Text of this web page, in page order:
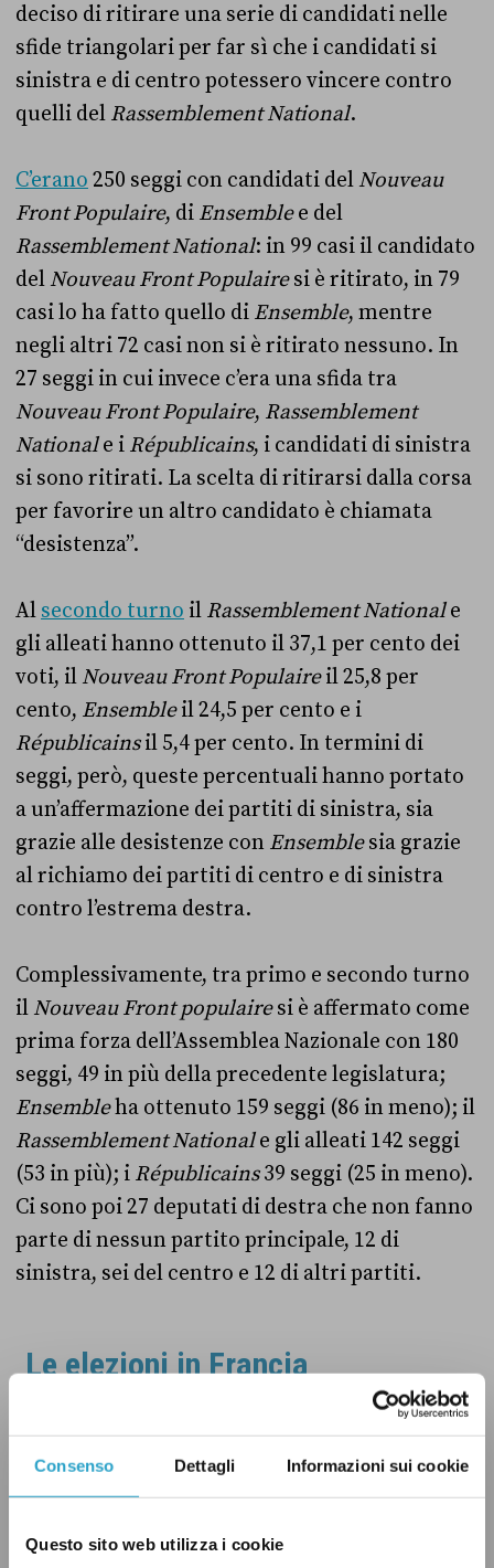
Consenso Dettagli Informazioni sui cookie
Questo sito web utilizza i cookie
deciso di ritirare una serie di candidati nelle
sfide triangolari per far sì che i candidati si
sinistra e di centro potessero vincere contro
quelli del Rassemblement National.
C’erano 250 seggi con candidati del Nouveau
Front Populaire, di Ensemblee del
Rassemblement National: in 99 casi il candidato
del Nouveau Front Populairesi è ritirato, in 79
casi lo ha fatto quello di Ensemble, mentre
negli altri 72 casi non si è ritirato nessuno. In
27 seggi in cui invece c’era una sfida tra
Nouveau Front Populaire, Rassemblement
Nationale i Républicains, i candidati di sinistra
si sono ritirati. La scelta di ritirarsi dalla corsa
per favorire un altro candidato è chiamata
“desistenza”.
Al secondo turno il Rassemblement Nationale
gli alleati hanno ottenuto il 37,1 per cento dei
voti, il Nouveau Front Populaireil 25,8 per
cento, Ensembleil 24,5 per cento e i
Républicainsil 5,4 per cento. In termini di
seggi, però, queste percentuali hanno portato
a un’affermazione dei partiti di sinistra, sia
grazie alle desistenze con Ensemblesia grazie
al richiamo dei partiti di centro e di sinistra
contro l’estrema destra.
Complessivamente, tra primo e secondo turno
il Nouveau Front populairesi è affermato come
prima forza dell’Assemblea Nazionale con 180
seggi, 49 in più della precedente legislatura;
Ensembleha ottenuto 159 seggi (86 in meno); il
Rassemblement Nationale gli alleati 142 seggi
(53 in più); i Républicains39 seggi (25 in meno).
Ci sono poi 27 deputati di destra che non fanno
parte di nessun partito principale, 12 di
sinistra, sei del centro e 12 di altri partiti.